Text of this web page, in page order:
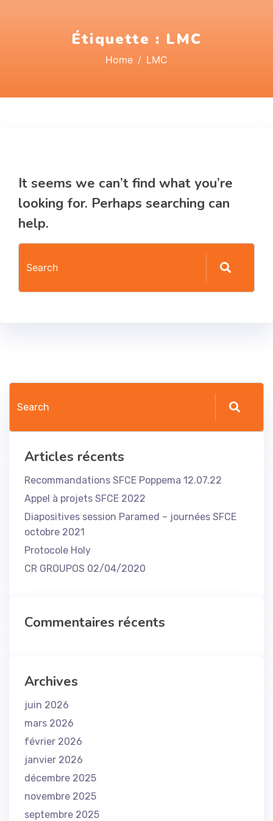
Étiquette : LMC
Home LMC
It seems we can’t find what you’re
looking for. Perhaps searching can
help.
Articles récents
Recommandations SFCE Poppema 12.07.22
Appel à projets SFCE 2022
Diapositives session Paramed – journées SFCE
octobre 2021
Protocole Holy
CR GROUPOS 02/04/2020
Commentaires récents
Archives
juin 2026
mars 2026
février 2026
janvier 2026
décembre 2025
novembre 2025
septembre 2025